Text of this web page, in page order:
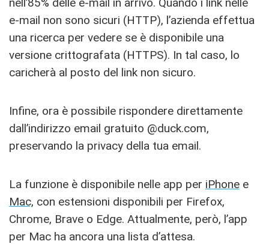
e-mail non sono sicuri (HTTP), l’azienda effettua
una ricerca per vedere se è disponibile una
versione crittografata (HTTPS). In tal caso, lo
caricherà al posto del link non sicuro.
Infine, ora è possibile rispondere direttamente
dall’indirizzo email gratuito @duck.com,
preservando la privacy della tua email.
La funzione è disponibile nelle app per iPhone e
Mac, con estensioni disponibili per Firefox,
Chrome, Brave o Edge. Attualmente, però, l’app
per Mac ha ancora una lista d’attesa.